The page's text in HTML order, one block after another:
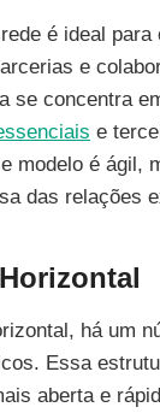
é ideal para
e
se concentra
e
modelo é ágil,
das relações
há um
Essa
aberta e